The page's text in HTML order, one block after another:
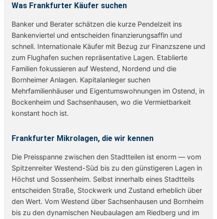
Was Frankfurter Käufer suchen
Banker und Berater schätzen die kurze Pendelzeit ins
Bankenviertel und entscheiden finanzierungsaffin und
schnell. Internationale Käufer mit Bezug zur Finanzszene und
zum Flughafen suchen repräsentative Lagen. Etablierte
Familien fokussieren auf Westend, Nordend und die
Bornheimer Anlagen. Kapitalanleger suchen
Mehrfamilienhäuser und Eigentumswohnungen im Ostend, in
Bockenheim und Sachsenhausen, wo die Vermietbarkeit
konstant hoch ist.
Frankfurter Mikrolagen, die wir kennen
Die Preisspanne zwischen den Stadtteilen ist enorm — vom
Spitzenreiter Westend-Süd bis zu den günstigeren Lagen in
Höchst und Sossenheim. Selbst innerhalb eines Stadtteils
entscheiden Straße, Stockwerk und Zustand erheblich über
den Wert. Vom Westend über Sachsenhausen und Bornheim
bis zu den dynamischen Neubaulagen am Riedberg und im